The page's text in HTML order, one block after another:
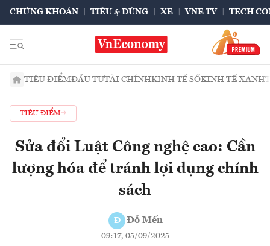
CHỨNG KHOÁN TIÊU & DÙNG XE VNE TV TECH
TIÊU ĐIỂMĐẦU TƯTÀI CHÍNHKINH TẾ SỐKINH TẾ XANH
TIÊU ĐIỂM
Sửa đổi Luật Công nghệ cao: Cần
lượng hóa để tránh lợi dụng chính
sách
Đ Đỗ Mến
09:17, 05/09/2025